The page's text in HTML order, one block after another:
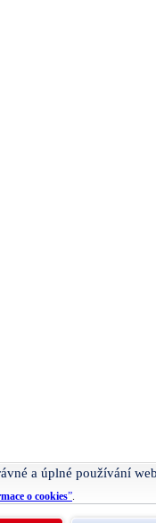
a úplné používání
o cookies”.